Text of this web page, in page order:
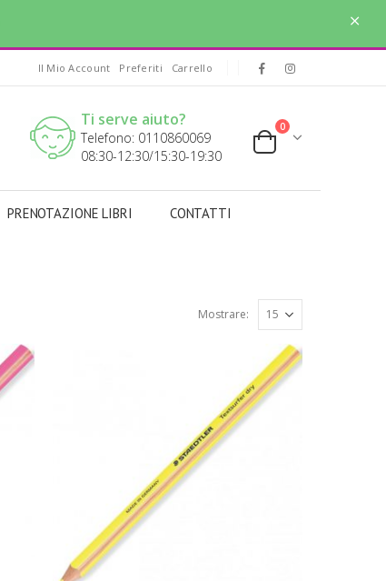
Il Mio Account Preferiti Carrello
Ti serve aiuto?
Telefono: 0110860069
08:30-12:30/15:30-19:30
0
PRENOTAZIONE LIBRI CONTATTI
Mostrare: